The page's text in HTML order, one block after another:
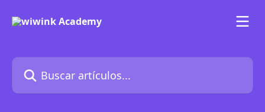
Buscar artículos...